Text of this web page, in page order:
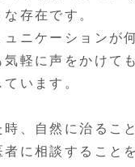
存在です。
ニケーションが
軽に声をかけて
います。
、自然に治るこ
に相談すること